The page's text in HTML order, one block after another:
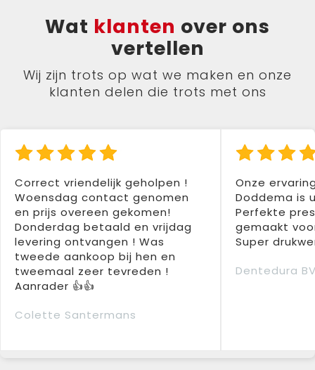
Wat klanten over ons
vertellen
Wij zijn trots op wat we maken en onze
klanten delen die trots met ons
Correct vriendelijk geholpen !
Woensdag contact genomen
en prijs overeen gekomen!
Donderdag betaald en vrijdag
levering ontvangen ! Was
tweede aankoop bij hen en
tweemaal zeer tevreden !
Aanrader 👍👍
Colette Santermans
Onze
Doddema is
Perfekte
gemaakt
Super
Dentedura